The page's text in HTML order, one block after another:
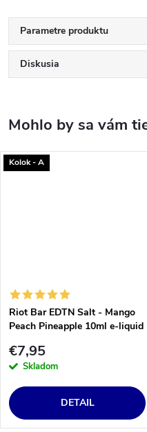
Parametre produktu
Diskusia
Kolok - A
Riot Bar EDTN Salt - Mango
Peach Pineapple 10ml e-liquid
€7,95
Skladom
DETAIL